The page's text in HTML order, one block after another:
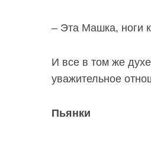
– Эта Машка, ноги
И все в том же
уважительное
Пьянки